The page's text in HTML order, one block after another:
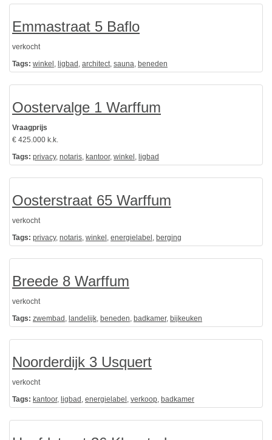
Emmastraat 5 Baflo
verkocht
Tags: winkel , ligbad , architect, sauna, beneden
Oostervalge 1 Warffum
Vraagprijs
€ 425.000 k.k.
Tags: privacy, notaris, kantoor, winkel , ligbad
Oosterstraat 65 Warffum
verkocht
Tags: privacy, notaris, winkel , energielabel , berging
Breede 8 Warffum
verkocht
Tags: zwembad , landelijk, beneden, badkamer, bijkeuken
Noorderdijk 3 Usquert
verkocht
Tags: kantoor, ligbad , energielabel , verkoop, badkamer